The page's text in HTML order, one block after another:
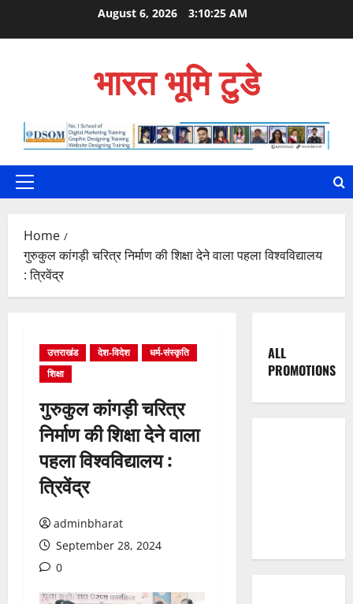
August 6, 2026 3:10:26 AM
भारत भूमि टुडे
Primary
Home
गुरुकुल कांगड़ी चरित्र निर्माण की शिक्षा देने वाला पहला विश्वविद्यालय
: त्रिवेंद्र
उत्तराखंड देश-विदेश
धर्म-संस्कृति
शिक्षा
गुरुकुल कांगड़ी चरित्र
निर्माण की शिक्षा देने वाला
पहला विश्वविद्यालय :
त्रिवेंद्र
adminbharat
September 28, 2024
0
ALL
PROMOTIONS